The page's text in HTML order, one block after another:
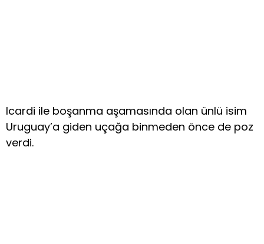
Icardi ile boşanma aşamasında olan ünlü isim
Uruguay’a giden uçağa binmeden önce de poz
verdi.